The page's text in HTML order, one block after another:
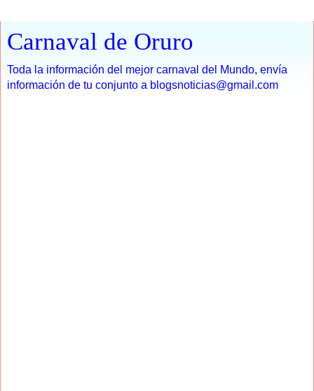
Carnaval de Oruro
Toda la información del mejor carnaval del Mundo, envía
información de tu conjunto a blogsnoticias@gmail.com